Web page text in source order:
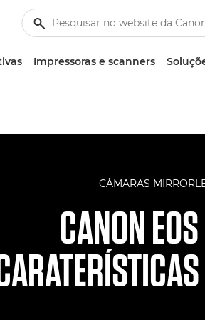
Impressoras e scanners
CÂMARAS
CANON